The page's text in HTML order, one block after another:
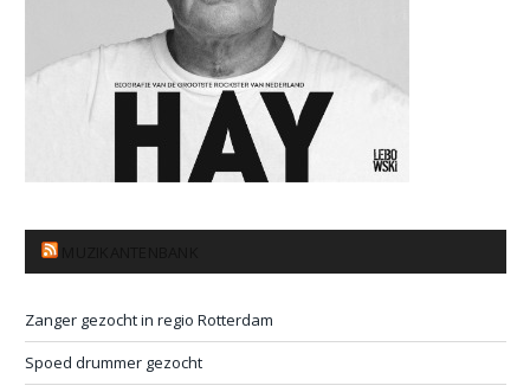
Zanger gezocht in regio Rotterdam
Spoed drummer gezocht